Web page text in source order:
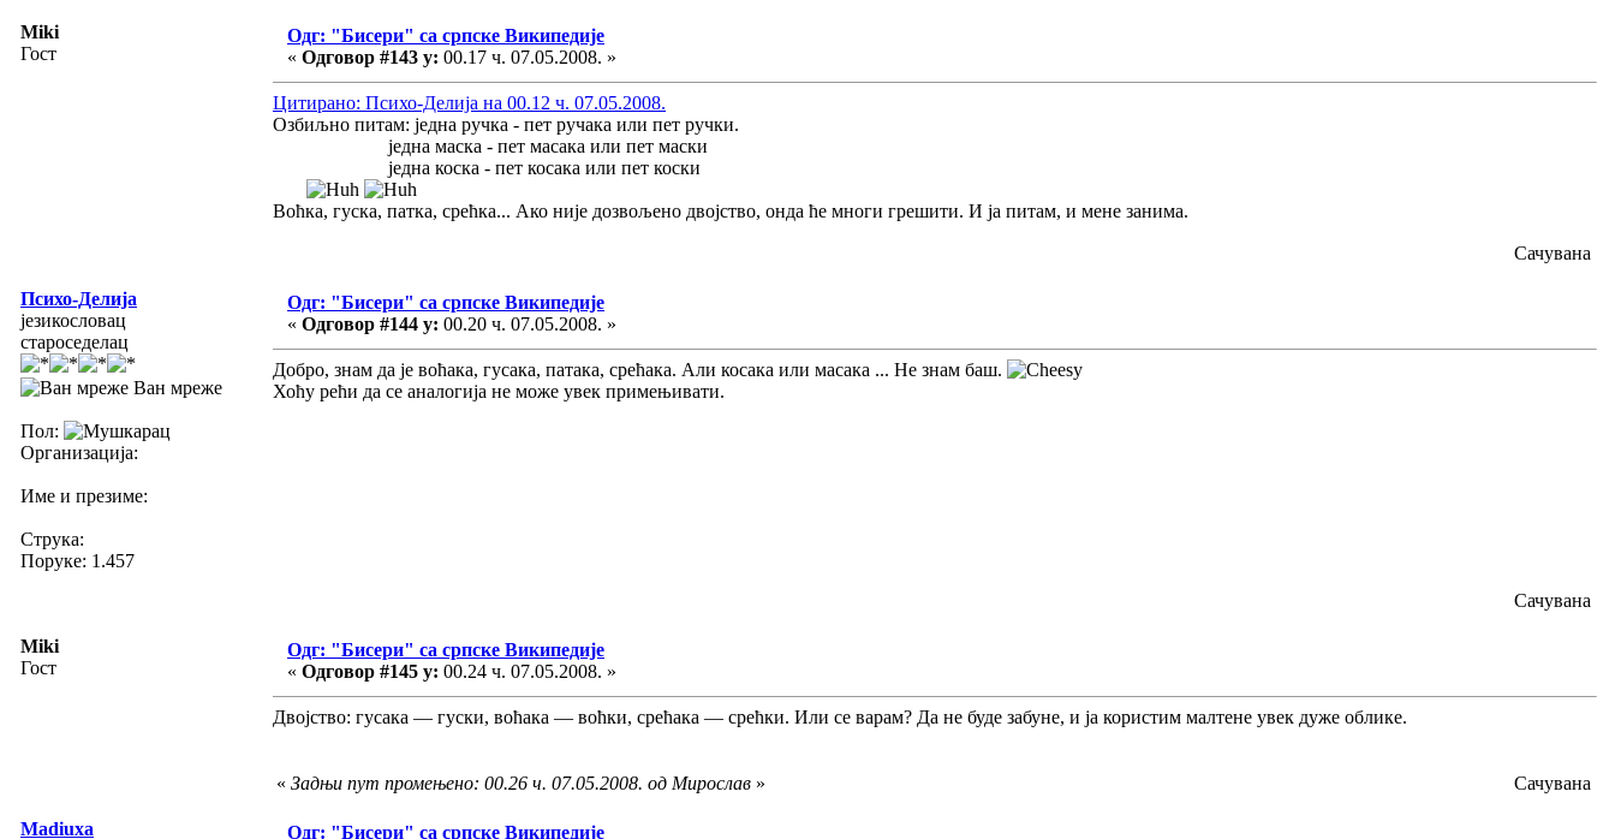
Miki
Гост
Одг: "Бисери" са српске Википедије
« Одговор #143 у: 00.17 ч. 07.05.2008. »
Цитирано: Психо-Делија на 00.12 ч. 07.05.2008.
Озбиљно питам: једна ручка - пет ручака или пет ручки.
једна маска - пет масака или пет маски
једна коска - пет косака или пет коски
Воћка, гуска, патка, срећка... Ако није дозвољено двојство, онда ће многи грешити. И ја питам, и мене занима.
Сачувана
Психо-Делија
језикословац
староседелац
Ван мреже
Пол:
Организација:
Име и презиме:
Струка:
Поруке: 1.457
Одг: "Бисери" са српске Википедије
« Одговор #144 у: 00.20 ч. 07.05.2008. »
Добро, знам да је воћака, гусака, патака, срећака. Али косака или масака ... Не знам баш.
Хоћу рећи да се аналогија не може увек примењивати.
Сачувана
Miki
Гост
Одг: "Бисери" са српске Википедије
« Одговор #145 у: 00.24 ч. 07.05.2008. »
Двојство: гусака — гуски, воћака — воћки, срећака — срећки. Или се варам? Да не буде забуне, и ја користим малтене увек дуже облике.
« Задњи пут промењено: 00.26 ч. 07.05.2008. од Мирослав » Сачувана
Madiuxa Одг: "Бисери" са српске Википедије